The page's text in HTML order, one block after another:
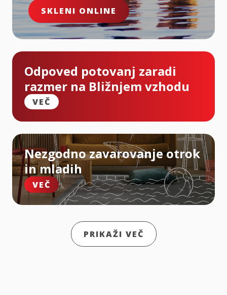
SKLENI ONLINE
Odpoved potovanj zaradi
razmer na Bližnjem vzhodu
VEČ
Nezgodno zavarovanje otrok
in mladih
VEČ
PRIKAŽI VEČ